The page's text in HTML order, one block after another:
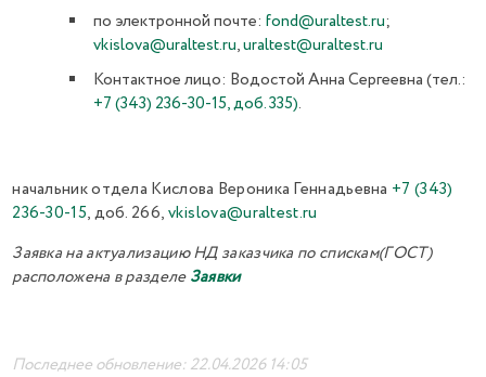
по электронной почте:fond@uraltest.ru;
vkislova@uraltest.ru,uraltest@uraltest.ru
Контактное лицо: Водостой Анна Сергеевна (тел.:
+7 (343) 236-30-15, доб. 335).
начальник отдела Кислова Вероника Геннадьевна +7 (343)
236-30-15, доб. 266,vkislova@uraltest.ru
Заявка на актуализацию НД заказчика по спискам(ГОСТ)
расположена в разделеЗаявки
Последнее обновление: 22.04.2026 14:05